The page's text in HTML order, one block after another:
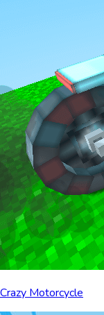
Crazy Motorcycle